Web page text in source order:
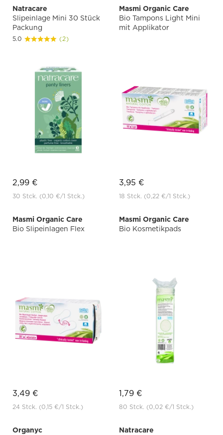
Natracare
Slipeinlage Mini 30 Stück
Packung
5.0 (2)
2,99 €
30 Stck. (0,10 €/1 Stck.)
Masmi Organic Care
Bio Tampons Light Mini
mit Applikator
3,95 €
18 Stck. (0,22 €/1 Stck.)
Masmi Organic Care
Bio Slipeinlagen Flex
3,49 €
24 Stck. (0,15 €/1 Stck.)
Masmi Organic Care
Bio Kosmetikpads
1,79 €
80 Stck. (0,02 €/1 Stck.)
Organyc
Natracare